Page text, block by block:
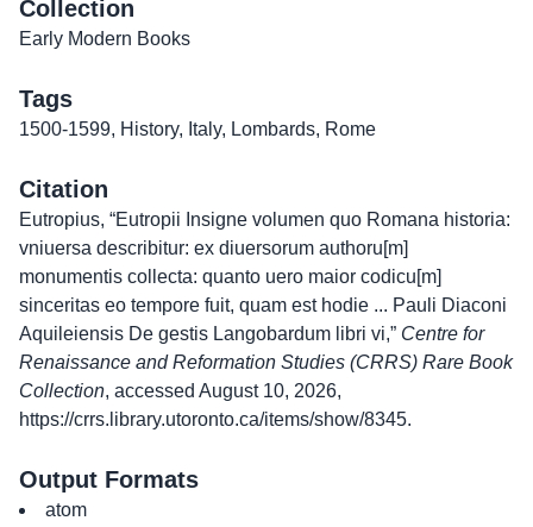
Collection
Early Modern Books
Tags
1500-1599, History, Italy, Lombards, Rome
Citation
Eutropius, “Eutropii Insigne volumen quo Romana historia:
vniuersa describitur: ex diuersorum authoru[m]
monumentis collecta: quanto uero maior codicu[m]
sinceritas eo tempore fuit, quam est hodie ... Pauli Diaconi
Aquileiensis De gestis Langobardum libri vi,” Centre for
Renaissance and Reformation Studies (CRRS) Rare Book
Collection, accessed August 10, 2026,
https://crrs.library.utoronto.ca/items/show/8345.
Output Formats
atom